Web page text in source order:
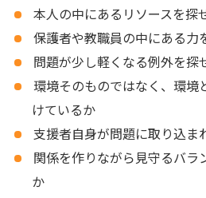
本人の中にあるリソースを探
保護者や教職員の中にある力
問題が少し軽くなる例外を探
環境そのものではなく、環境
けているか
支援者自身が問題に取り込ま
関係を作りながら見守るバラ
か